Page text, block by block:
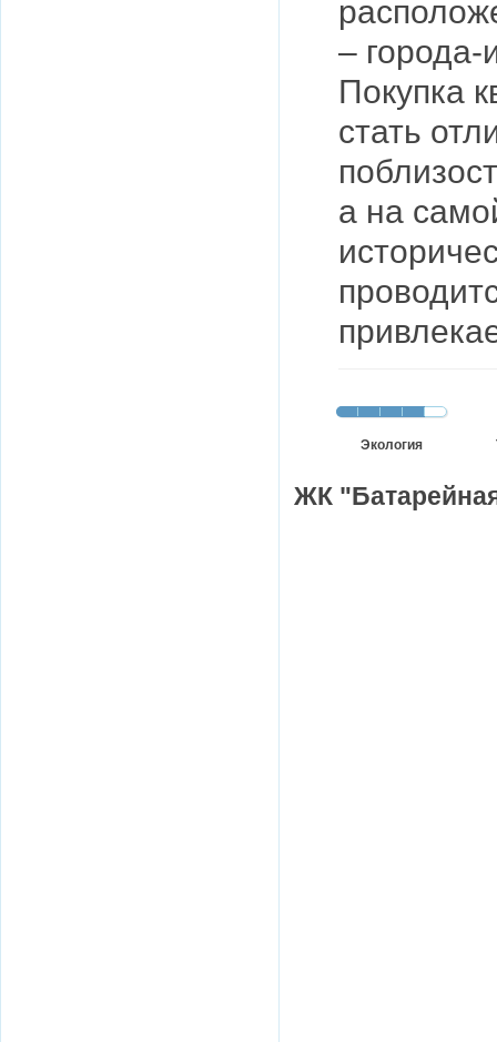
– города-
Покупка
стать
а на
Экология
ЖК